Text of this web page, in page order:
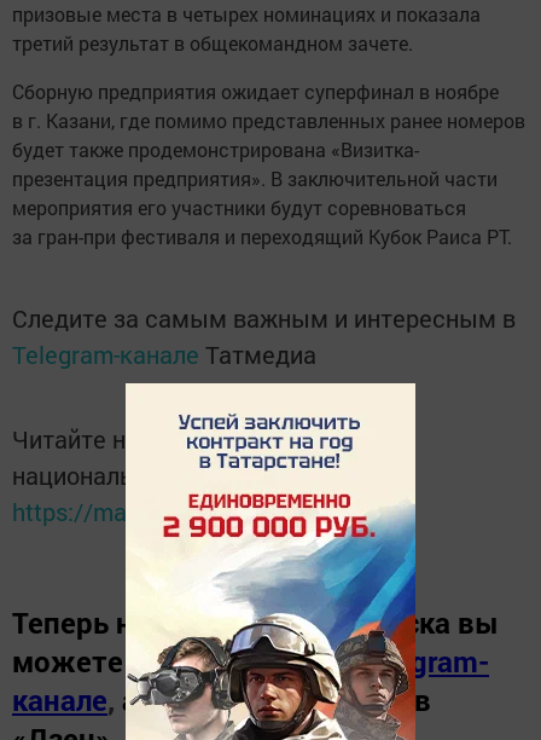
призовые места в четырех номинациях и показала
третий результат в общекомандном зачете.
Сборную предприятия ожидает суперфинал в ноябре
в г. Казани, где помимо представленных ранее номеров
будет также продемонстрирована «Визитка-
презентация предприятия». В заключительной части
мероприятия его участники будут соревноваться
за гран-при фестиваля и переходящий Кубок Раиса РТ.
Следите за самым важным и интересным в
Telegram-канале Татмедиа
Читайте новости Татарстана в
национальном мессенджере MАХ:
https://max.ru/tatmedia
Теперь новости Зеленодольска вы
можете узнать в нашемTelegram-
канале, а также читайте нас в